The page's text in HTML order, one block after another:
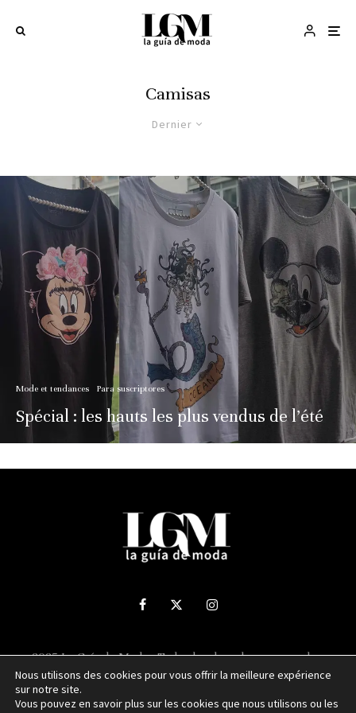
Camisas
Dernier
Mode et tendances Para suscriptores
Spécial : les hauts les plus vendus de l’été
2025 La Guía de Moda - Todos los derechos reservados.
Sitio web desarrollado porNUBEXO
Nous utilisons des cookies pour vous offrir la meilleure expérience
sur notre site.
Vous pouvez en savoir plus sur les cookies que nous utilisons ou les